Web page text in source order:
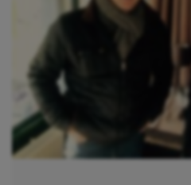
Patinage artistique
Pétanque
Plongée
Randonnée / Marche
Roller-derby